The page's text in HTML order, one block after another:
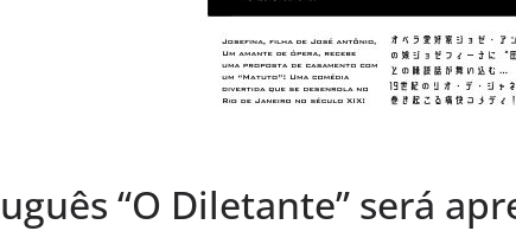
“O Diletante” será